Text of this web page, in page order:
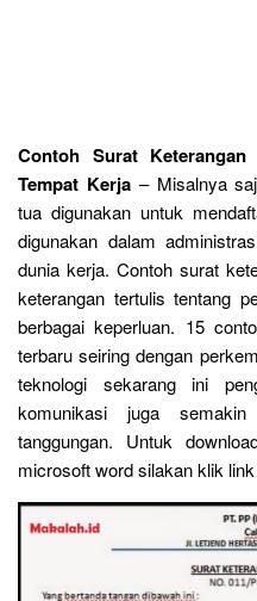
Contoh Surat
Tempat Kerja– Misalnya
tua digunakan untuk
digunakan dalam
dunia kerja. Contoh surat
keterangan tertulis tentang
berbagai keperluan. 15
terbaru seiring dengan
teknologi sekarang ini
komunikasi juga
tanggungan. Untuk
microsoft word silakan klik